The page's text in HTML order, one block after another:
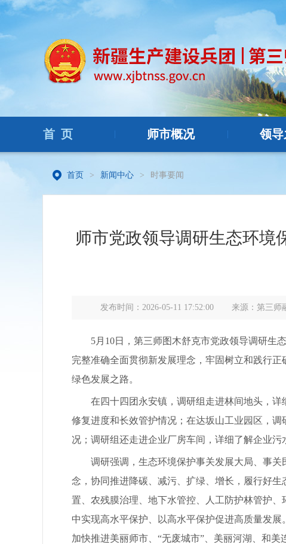
首 页 师市概况 领
首页 > 新闻中心 > 时事要闻
师市党政领导调研生态环境
发布时间：2026-05-11 17:52:00 来源：第三师
5月10日，第三师图木舒克市党政领导调研生态
完整准确全面贯彻新发展理念，牢固树立和践行
绿色发展之路。
在四十四团永安镇，调研组走进林间地头，详
修复进度和长效管护情况；在达坂山工业园区，
况；调研组还走进企业厂房车间，详细了解企业
调研强调，生态环境保护事关发展大局、事关
念，协同推进降碳、减污、扩绿、增长，履行好
置、农残膜治理、地下水管控、人工防护林管护
中实现高水平保护、以高水平保护促进高质量发
加快推进美丽师市、“无废城市”、美丽河湖、和